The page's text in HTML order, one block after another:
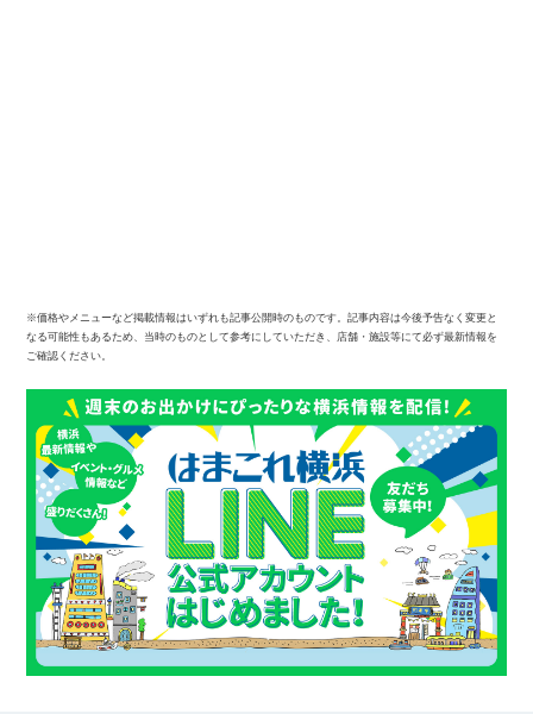
※価格やメニューなど掲載情報はいずれも記事公開時のものです。記事内容は今後予告なく変更と
なる可能性もあるため、当時のものとして参考にしていただき、店舗・施設等にて必ず最新情報を
ご確認ください。